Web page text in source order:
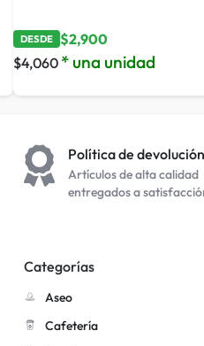
DESDE $2,900
$4,060 * una unidad
Política de devolución
Artículos de alta calidad
entregados a
Categorías
Aseo
Cafetería